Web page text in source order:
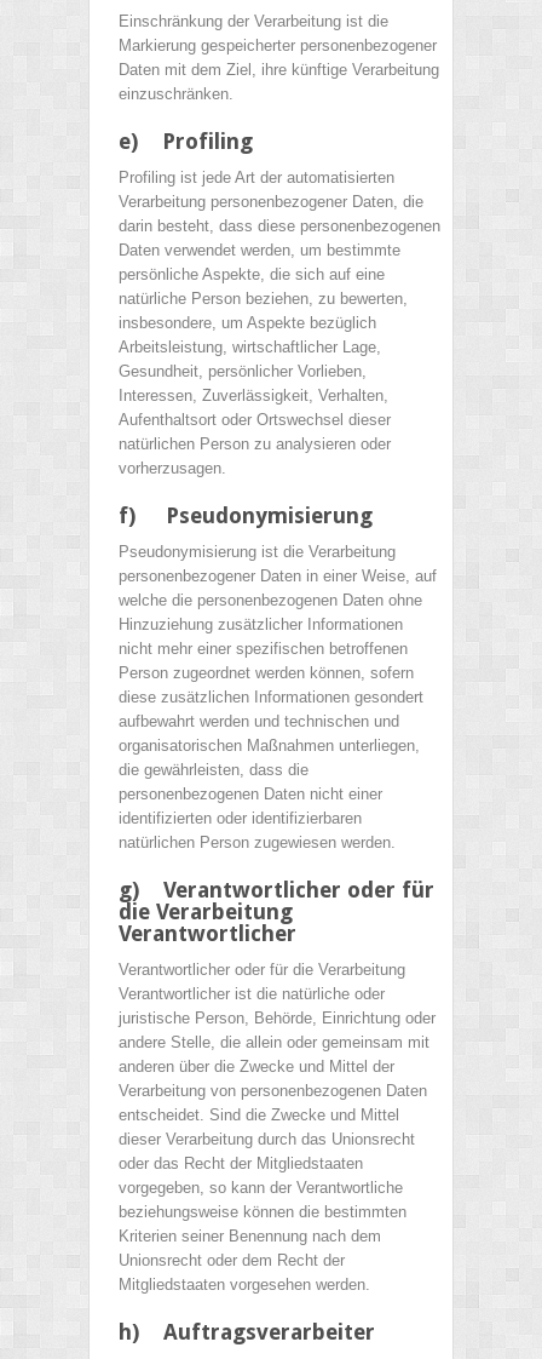
Einschränkung der Verarbeitung ist die
Markierung gespeicherter personenbezogener
Daten mit dem Ziel, ihre künftige Verarbeitung
einzuschränken.
e) Profiling
Profiling ist jede Art der automatisierten
Verarbeitung personenbezogener Daten, die
darin besteht, dass diese personenbezogenen
Daten verwendet werden, um bestimmte
persönliche Aspekte, die sich auf eine
natürliche Person beziehen, zu bewerten,
insbesondere, um Aspekte bezüglich
Arbeitsleistung, wirtschaftlicher Lage,
Gesundheit, persönlicher Vorlieben,
Interessen, Zuverlässigkeit, Verhalten,
Aufenthaltsort oder Ortswechsel dieser
natürlichen Person zu analysieren oder
vorherzusagen.
f) Pseudonymisierung
Pseudonymisierung ist die Verarbeitung
personenbezogener Daten in einer Weise, auf
welche die personenbezogenen Daten ohne
Hinzuziehung zusätzlicher Informationen
nicht mehr einer spezifischen betroffenen
Person zugeordnet werden können, sofern
diese zusätzlichen Informationen gesondert
aufbewahrt werden und technischen und
organisatorischen Maßnahmen unterliegen,
die gewährleisten, dass die
personenbezogenen Daten nicht einer
identifizierten oder identifizierbaren
natürlichen Person zugewiesen werden.
g) Verantwortlicher oder für
die Verarbeitung
Verantwortlicher
Verantwortlicher oder für die Verarbeitung
Verantwortlicher ist die natürliche oder
juristische Person, Behörde, Einrichtung oder
andere Stelle, die allein oder gemeinsam mit
anderen über die Zwecke und Mittel der
Verarbeitung von personenbezogenen Daten
entscheidet. Sind die Zwecke und Mittel
dieser Verarbeitung durch das Unionsrecht
oder das Recht der Mitgliedstaaten
vorgegeben, so kann der Verantwortliche
beziehungsweise können die bestimmten
Kriterien seiner Benennung nach dem
Unionsrecht oder dem Recht der
Mitgliedstaaten vorgesehen werden.
h) Auftragsverarbeiter